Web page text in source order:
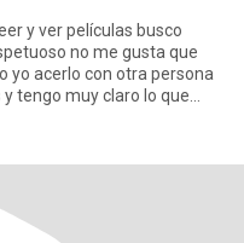
y ver películas busco
no me gusta que
yo acerlo con otra persona
tengo muy claro lo que